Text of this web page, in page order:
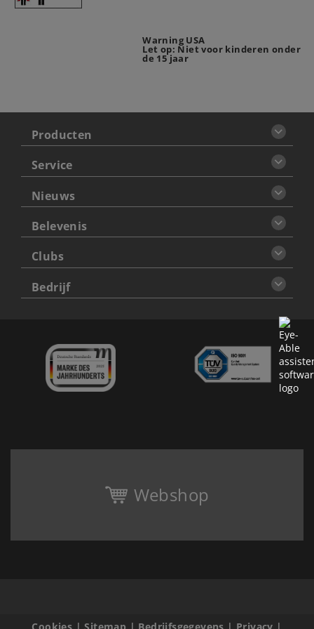
Warning USA
Let op: Niet voor kinderen onder
de 15 jaar
Producten
Service
Nieuws
Belevenis
Clubs
Bedrijf
Webshop